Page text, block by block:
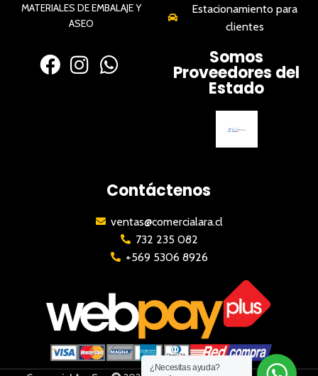
MATERIALES DE EMBALAJE Y
ASEO
Estacionamiento para
clientes
Somos
Proveedores del
Estado
Contáctenos
ventas@comercialara.cl
732 235 082
+569 5306 8926
¿Necesitas ayuda?